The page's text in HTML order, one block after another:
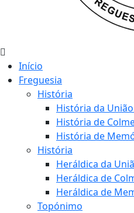
Início
Freguesia
História
História da
História de
História de
História
Heráldica da
Heráldica de
Heráldica de
Topónimo